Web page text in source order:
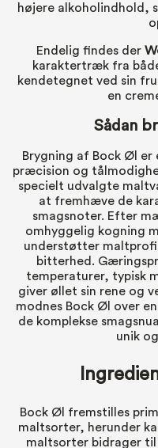
højere alkoholindhold,
Endelig findes der
karaktertræk fra
kendetegnet ved sin
en
Sådan
Brygning af Bock Øl
præcision og
specielt udvalgte
at fremhæve de
smagsnoter. Efter
omhyggelig kogning
understøtter
bitterhed.
temperaturer, typisk
giver øllet sin rene og
modnes Bock Øl over
de komplekse
unik
Bock Øl fremstilles
maltsorter, herunder
maltsorter bidrager